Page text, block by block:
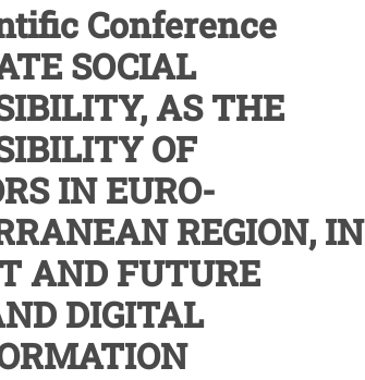
Conference
SOCIAL
AS THE
OF
IN EURO-
REGION, IN
AND FUTURE
DIGITAL